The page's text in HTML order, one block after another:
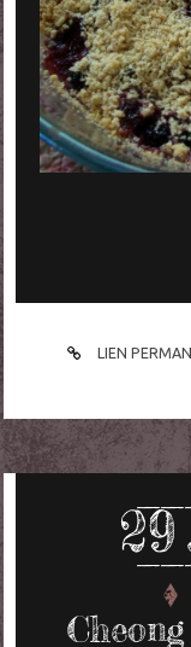
LIEN
29